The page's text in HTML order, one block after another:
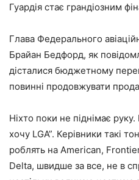
Гуардія стає грандіозним
Глава Федерального
Брайан Бедфорд, як
дісталися бюджетному
повинні продовжувати
Ніхто поки не піднімає
хочу LGA”. Керівники такі
роблять на American,
Delta, швидше за все, не в